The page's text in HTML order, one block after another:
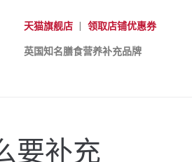
天猫旗舰店| 领取店铺优惠券
英国知名膳食营养补充品牌
要补充